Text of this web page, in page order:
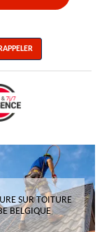
SUR TOITURE
BELGIQUE